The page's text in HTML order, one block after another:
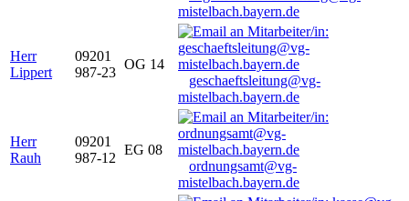
mistelbach.bayern.de
Herr
Lippert
09201
987-23
OG 14
geschaeftsleitung@vg-
mistelbach.bayern.de
Herr
Rauh
09201
987-12
EG 08
ordnungsamt@vg-
mistelbach.bayern.de